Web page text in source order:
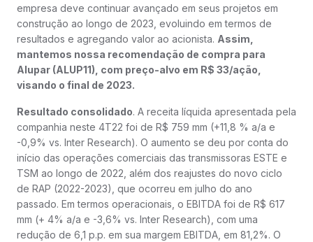
empresa deve continuar avançado em seus projetos em
construção ao longo de 2023, evoluindo em termos de
resultados e agregando valor ao acionista. Assim,
mantemos nossa recomendação de compra para
Alupar (ALUP11), com preço-alvo em R$ 33/ação,
visando o final de 2023.
Resultado consolidado. A receita líquida apresentada pela
companhia neste 4T22 foi de R$ 759 mm (+11,8 % a/a e
-0,9% vs. Inter Research). O aumento se deu por conta do
início das operações comerciais das transmissoras ESTE e
TSM ao longo de 2022, além dos reajustes do novo ciclo
de RAP (2022-2023), que ocorreu em julho do ano
passado. Em termos operacionais, o EBITDA foi de R$ 617
mm (+ 4% a/a e -3,6% vs. Inter Research), com uma
redução de 6,1 p.p. em sua margem EBITDA, em 81,2%. O